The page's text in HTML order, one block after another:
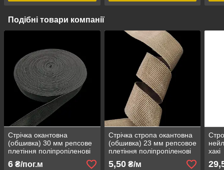
Подібні товари компанії
Стрічка окантовна
(обшивка) 30 мм репсове
плетіння поліпропіленові
колір чорний
6 ₴/пог.м
Стрічка стропа окантовна
(обшивка) 23 мм репсовое
плетіння поліпропіленові
колір койот
5,50₴/м
хакі